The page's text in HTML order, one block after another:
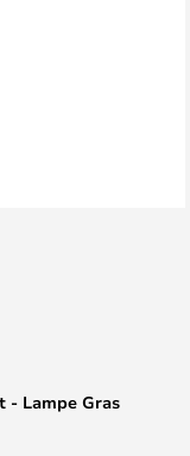
- Lampe Gras